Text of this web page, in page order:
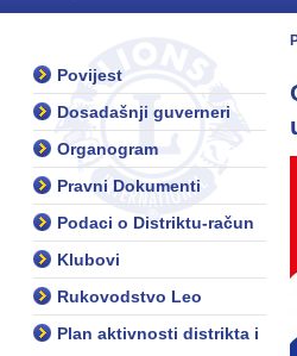
Povijest
Dosadašnji guverneri
Organogram
Pravni Dokumenti
Podaci o Distriktu-račun
Klubovi
Rukovodstvo Leo
Plan aktivnosti distrikta i